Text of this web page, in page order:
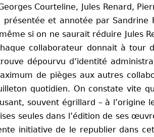
Courteline, Jules Renard,
et annotée par
si on ne saurait réduire Jules
collaborateur donnait à
dépourvu d’identité
de pièges aux autres
quotidien. On constate vite
souvent égrillard – à
seules dans l’édition de ses
initiative de le republier dans